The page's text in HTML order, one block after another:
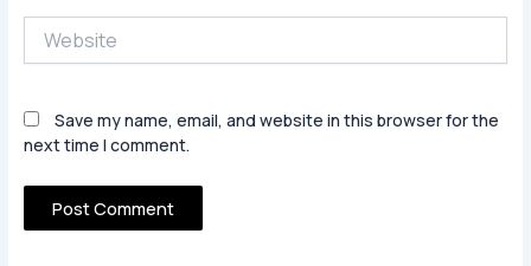
Save my name, email, and website in this browser for the
next time I comment.